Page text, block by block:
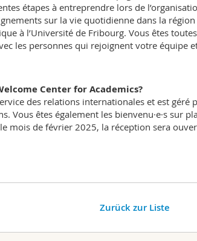
étapes à entreprendre lors de
sur la vie quotidienne dans la
à l’Université de Fribourg. Vous êtes
les personnes qui rejoignent votre équipe
Center for Academics?
des relations internationales et est
Vous êtes également les bienvenu·e·s sur
mois de février 2025, la réception sera
Zurück zur Liste